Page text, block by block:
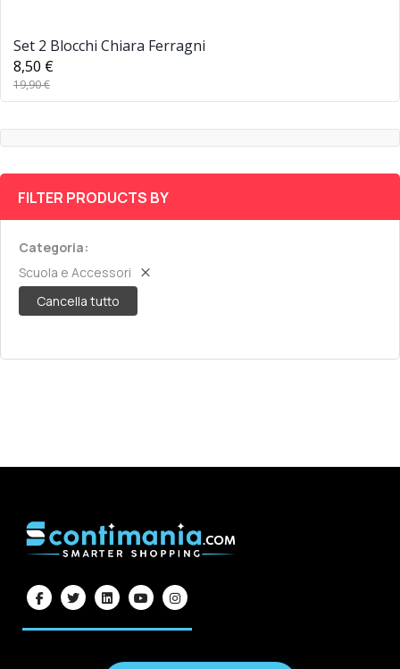
Set 2 Blocchi Chiara Ferragni
8,50 €
19,90 €
FILTER PRODUCTS BY
Categoria
Scuola e Accessori
Cancella tutto